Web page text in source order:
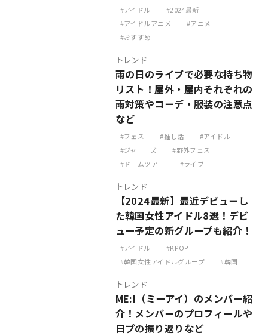
アイドル
2024最新
アイドルアニメ
アニメ
おすすめ
トレンド
雨の日のライブで必要な持ち物
リスト！屋外・屋内それぞれの
雨対策やコーデ・服装の注意点
など
フェス 推し活
アイドル
ジャニーズ
野外フェス
ドームツアー
ライブ
トレンド
【2024最新】最近デビューし
た韓国女性アイドル8選！デビ
ュー予定の新グループも紹介！
アイドル
KPOP
韓国女性アイドルグループ
韓国
トレンド
ME:I（ミーアイ）のメンバー紹
介！メンバーのプロフィールや
日プの振り返りなど